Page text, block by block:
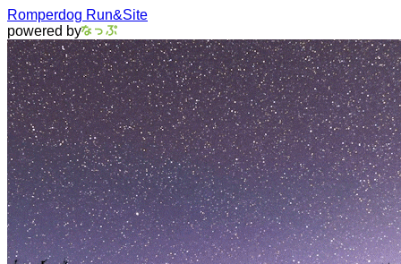
Romperdog Run&Site
powered by